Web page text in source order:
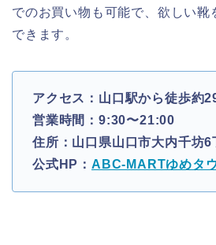
でのお買い物も可能で、欲しい靴
できます。
アクセス：山口駅から徒歩約
営業時間：9:30〜21:00
住所：山口県山口市大内千坊
公式HP： ABC-MARTゆめタ